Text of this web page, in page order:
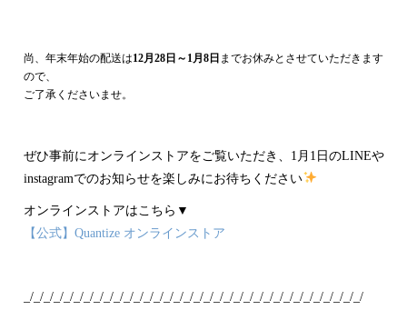
尚、年末年始の配送は12月28日～1月8日 までお休みとさせていただきます
ので、
ご了承くださいませ。
ぜひ事前にオンラインストアをご覧いただき、1月1日のLINEや
instagramでのお知らせを楽しみにお待ちください
オンラインストアはこちら▼
【公式】Quantize オンラインストア
_/_/_/_/_/_/_/_/_/_/_/_/_/_/_/_/_/_/_/_/_/_/_/_/_/_/_/_/_/_/_/_/_/_/